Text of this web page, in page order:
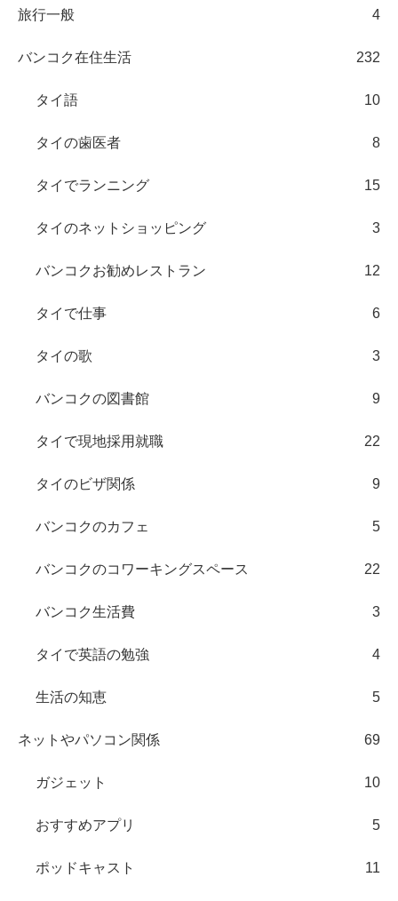
旅行一般 4
バンコク在住生活 232
タイ語 10
タイの歯医者 8
タイでランニング 15
タイのネットショッピング 3
バンコクお勧めレストラン 12
タイで仕事 6
タイの歌 3
バンコクの図書館 9
タイで現地採用就職 22
タイのビザ関係 9
バンコクのカフェ 5
バンコクのコワーキングスペース 22
バンコク生活費 3
タイで英語の勉強 4
生活の知恵 5
ネットやパソコン関係 69
ガジェット 10
おすすめアプリ 5
ポッドキャスト 11